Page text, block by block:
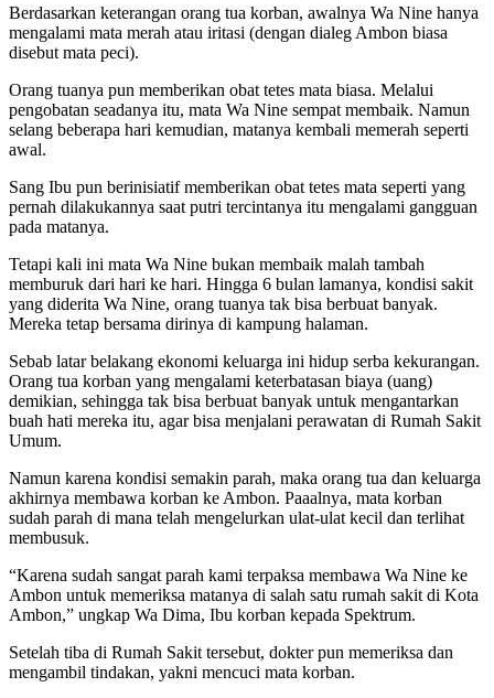
Berdasarkan keterangan orang tua korban, awalnya Wa Nine hanya
mengalami mata merah atau iritasi (dengan dialeg Ambon biasa
disebut mata peci).
Orang tuanya pun memberikan obat tetes mata biasa. Melalui
pengobatan seadanya itu, mata Wa Nine sempat membaik. Namun
selang beberapa hari kemudian, matanya kembali memerah seperti
awal.
Sang Ibu pun berinisiatif memberikan obat tetes mata seperti yang
pernah dilakukannya saat putri tercintanya itu mengalami gangguan
pada matanya.
Tetapi kali ini mata Wa Nine bukan membaik malah tambah
memburuk dari hari ke hari. Hingga 6 bulan lamanya, kondisi sakit
yang diderita Wa Nine, orang tuanya tak bisa berbuat banyak.
Mereka tetap bersama dirinya di kampung halaman.
Sebab latar belakang ekonomi keluarga ini hidup serba kekurangan.
Orang tua korban yang mengalami keterbatasan biaya (uang)
demikian, sehingga tak bisa berbuat banyak untuk mengantarkan
buah hati mereka itu, agar bisa menjalani perawatan di Rumah Sakit
Umum.
Namun karena kondisi semakin parah, maka orang tua dan keluarga
akhirnya membawa korban ke Ambon. Paaalnya, mata korban
sudah parah di mana telah mengelurkan ulat-ulat kecil dan terlihat
membusuk.
“Karena sudah sangat parah kami terpaksa membawa Wa Nine ke
Ambon untuk memeriksa matanya di salah satu rumah sakit di Kota
Ambon,” ungkap Wa Dima, Ibu korban kepada Spektrum.
Setelah tiba di Rumah Sakit tersebut, dokter pun memeriksa dan
mengambil tindakan, yakni mencuci mata korban.